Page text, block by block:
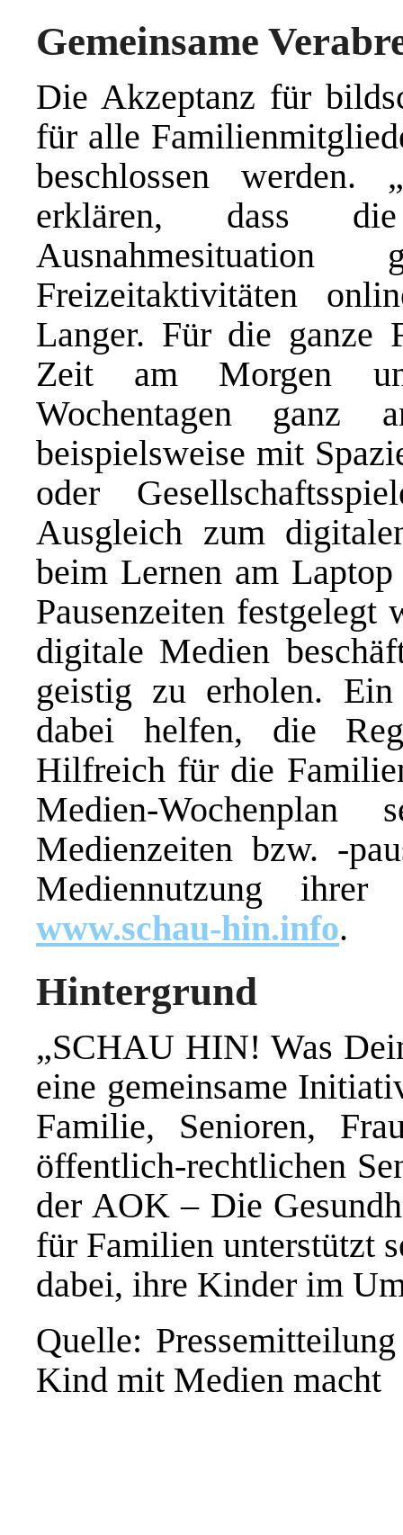
Gemeinsame
Die Akzeptanz für
für alle
beschlossen werden.
erklären, dass
Freizeitaktivitäten
Langer. Für die ganze
Zeit am Morgen
Wochentagen ganz
beispielsweise mit
oder
Ausgleich zum
beim Lernen am
Pausenzeiten festgelegt
digitale Medien
geistig zu erholen. Ein
dabei helfen, die
Hilfreich für die
Medien-
Medienzeiten bzw. -
Mediennutzung
www.schau-hin.info.
Hintergrund
„SCHAU HIN! Was
eine gemeinsame
Familie, Senioren,
öffentlich-rechtlichen
der AOK – Die
für Familien unterstützt
dabei, ihre Kinder im
Quelle:
Kind mit Medien macht